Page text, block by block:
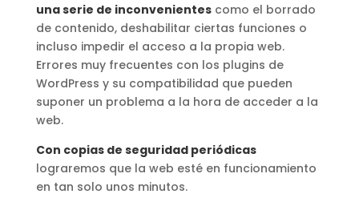
una serie de inconvenientes como el borrado
de contenido, deshabilitar ciertas funciones o
incluso impedir el acceso a la propia web.
Errores muy frecuentes con los plugins de
WordPress y su compatibilidad que pueden
suponer un problema a la hora de acceder a la
web.
Con copias de seguridad periódicas
lograremos que la web esté en funcionamiento
en tan solo unos minutos.